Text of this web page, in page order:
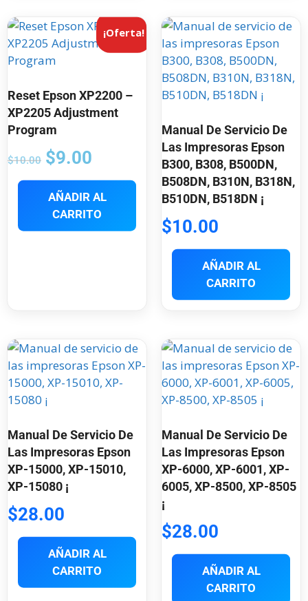
¡Oferta!
Reset Epson XP2200 –
XP2205 Adjustment
Program
$10.00 $9.00
AÑADIR AL
CARRITO
Manual De Servicio De
Las Impresoras Epson
B300, B308, B500DN,
B508DN, B310N, B318N,
B510DN, B518DN ¡
$10.00
AÑADIR AL
CARRITO
Manual De Servicio De
Las Impresoras Epson
XP-15000, XP-15010,
XP-15080 ¡
$28.00
AÑADIR AL
CARRITO
Manual De Servicio De
Las Impresoras Epson
XP-6000, XP-6001, XP-
6005, XP-8500, XP-8505
¡
$28.00
AÑADIR AL
CARRITO